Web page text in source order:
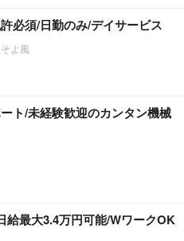
必須/日勤のみ/デイサービス
よ風
ト/未経験歓迎のカンタン機械
給最大3.4万円可能/WワークOK